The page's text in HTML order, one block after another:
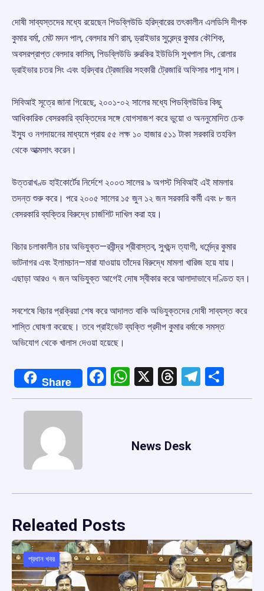
দোষী সাব্যস্তদের মধ্যে রয়েছেন পিডব্লিউডি হরিদ্বারের তৎকালীন এলডিসি দীপক
কুমার বর্মা, মেট মদন পাল, বেলদার মণি রাম, ড্রাইভার সুরেন্দ্র কুমার কৌশিক,
অবসরপ্রাপ্ত বেলদার কাসিম, পিডব্লিউডি রুরকির ইউডিসি সুখপাল সিং, রোলার
ড্রাইভার চতর সিং এবং হরিদ্বার ট্রেজারির সহকারী ট্রেজারি অফিসার পালু দাস।
সিবিআই সূত্রে জানা গিয়েছে, ২০০১-০২ সালের মধ্যে পিডব্লিউডির কিছু
আধিকারিক বেসরকারি ব্যক্তিদের সঙ্গে যোগসাজশ করে ভুয়ো ও অননুমোদিত চেক
ইস্যু ও নগদায়নের মাধ্যমে প্রায় ৫৫ লক্ষ ১০ হাজার ৫১১ টাকা সরকারি তহবিল
থেকে আত্মসাৎ করেন।
উত্তরাখণ্ড হাইকোর্টের নির্দেশে ২০০৩ সালের ৯ অগস্ট সিবিআই এই মামলার
তদন্ত শুরু করে। পরে ২০০৫ সালের ১৫ জুন ১২ জন সরকারি কর্মী এবং ৮ জন
বেসরকারি ব্যক্তির বিরুদ্ধে চার্জশিট দাখিল করা হয়।
বিচার চলাকালীন চার অভিযুক্ত—রবীন্দ্র শ্রীবাস্তব, সুখচন্দ ত্যাগী, ধর্মেন্দ্র কুমার
ভাটনাগর এবং ইলামচান—মারা যাওয়ায় তাঁদের বিরুদ্ধে মামলা খারিজ হয়ে যায়।
এছাড়া আরও ৭ জন অভিযুক্ত আগেই দোষ স্বীকার করে আলাদাভাবে দণ্ডিত হন।
সবশেষে বিচার প্রক্রিয়া শেষ করে আদালত বাকি অভিযুক্তদের দোষী সাব্যস্ত করে
শাস্তি ঘোষণা করেছে। তবে প্রাইভেট ব্যক্তি প্রদীপ কুমার বর্মাকে সমস্ত
অভিযোগ থেকে খালাস দেওয়া হয়েছে।
Share Facebook
WhatsApp
X Threads
News Desk
Releated Posts
প্রধান খবর